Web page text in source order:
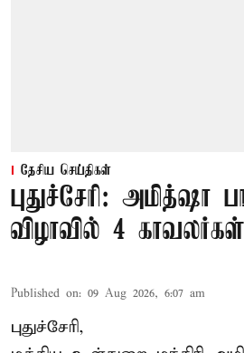
தேசிய செய்திகள்
புதுச்சேரி: அமித்ஷா
விழாவில் 4
Published on: 09 Aug 2026, 6:07 am
புதுச்சேரி,